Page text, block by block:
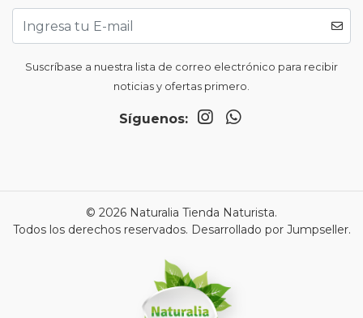
Suscríbase a nuestra lista de correo electrónico para recibir
noticias y ofertas primero.
Síguenos:
© 2026 Naturalia Tienda Naturista.
Todos los derechos reservados. Desarrollado por Jumpseller.